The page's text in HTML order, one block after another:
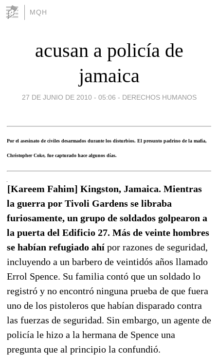
MQH
acusan a policía de
jamaica
27 DE JUNIO DE 2010 - 05:06 - DERECHOS HUMANOS
Por el asesinato de civiles desarmados durante los disturbios. El presunto padrino de la mafia,
Christopher Coke, fue capturado hace algunos días.
[Kareem Fahim] Kingston, Jamaica. Mientras
la guerra por Tivoli Gardens se libraba
furiosamente, un grupo de soldados golpearon a
la puerta del Edificio 27. Más de veinte hombres
se habían refugiado ahí por razones de seguridad,
incluyendo a un barbero de veintidós años llamado
Errol Spence. Su familia contó que un soldado lo
registró y no encontró ninguna prueba de que fuera
uno de los pistoleros que habían disparado contra
las fuerzas de seguridad. Sin embargo, un agente de
policía le hizo a la hermana de Spence una
pregunta que al principio la confundió.